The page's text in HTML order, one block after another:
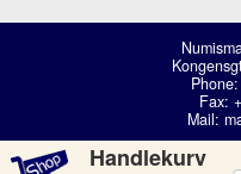
Fax:
Mail:
Handlekurv